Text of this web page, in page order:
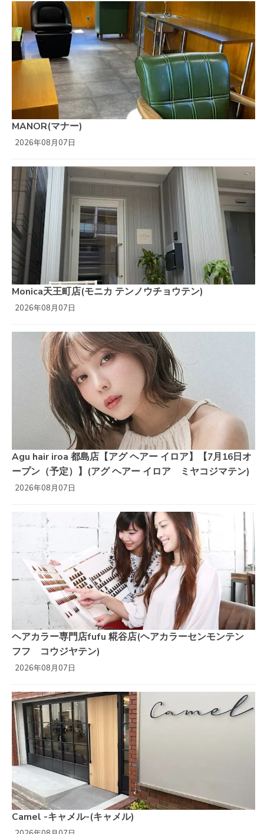
MANOR(マナー)
2026年08月07日
Monica天王町店(モニカ テンノウチョウテン)
2026年08月07日
Agu hair iroa 都島店【アグ ヘアー イロア】【7月16日オ
ープン（予定）】(アグ ヘアー イロア ミヤコジマテン)
2026年08月07日
ヘアカラー専門店fufu 糀谷店(ヘアカラーセンモンテン
フフ コウジヤテン)
2026年08月07日
Camel -キャメル-(キャメル)